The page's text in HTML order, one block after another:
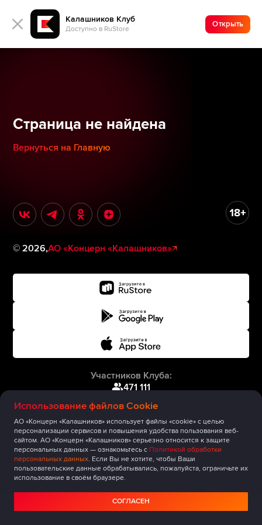
Калашников Клуб
Доступно в RuStore
Открыть
Использование файлов Cookie
АО «Концерн «Калашников» использует файлы «cookie» с целью
персонализации сервисов и повышения удобства пользования веб-
сайтом. АО «Концерн «Калашников» серьезно относится к защите
персональных данных — ознакомьтесь с Политикой обработки
персональных данных. Если Вы не хотите, чтобы Ваши
пользовательские данные обрабатывались, пожалуйста, ограничьте их
использование в своём браузере.
СОГЛАСЕН
Страница не найдена
Вернуться на Главную
©2026,АО «Концерн «Калашников»
Участников Клуба:
471 111